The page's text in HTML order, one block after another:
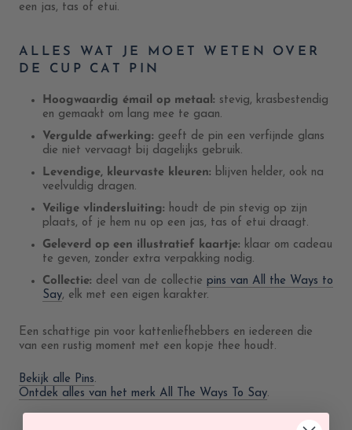
een jas, tas of etui.
ALLES WAT JE MOET WETEN OVER
DE CUP CAT PIN
Hoogwaardig émail op metaal: stevig, krasbestendig
en gemaakt om lang mee te gaan.
Vergulde afwerking: geeft de pin een verfijnde glans
die niet vervaagt bij dagelijks gebruik.
Levendige, kleurvaste kleuren: blijven helder, ook na
veelvuldig dragen.
Veilige vlindersluiting: houdt de pin stevig op zijn
plaats, of je hem nu op een jas, tas of etui draagt.
Geleverd op een illustratief kaartje: klaar om cadeau
te geven, zonder extra verpakking nodig.
Collectie: deel van de collectie pins van All the Ways to
Say, elk met een eigen karakter.
Een schattige pin voor kattenliefhebbers en iedereen die
van een rustig moment met een kopje thee houdt.
Bekijk alle Pins.
Ontdek alles van het merk All The Ways To Say.